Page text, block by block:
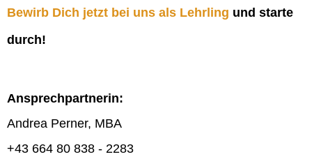
Bewirb Dich jetzt bei uns als Lehrling und starte
durch!
Ansprechpartnerin:
Andrea Perner, MBA
+43 664 80 838 - 2283